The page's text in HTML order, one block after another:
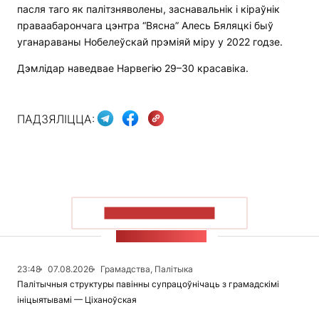
пасля таго як палітзняволены, заснавальнік і кіраўнік
праваабарончага цэнтра “Вясна” Алесь Бяляцкі быў
уганараваны Нобелеўскай прэміяй міру у 2022 годзе.
Дэмлідар наведвае Нарвегію 29–30 красавіка.
ПАДЗЯЛІЦЦА:
23:48 07.08.2026
Грамадства, Палітыка
Палітычныя структуры павінны супрацоўнічаць з грамадскімі
ініцыятывамі — Ціханоўская